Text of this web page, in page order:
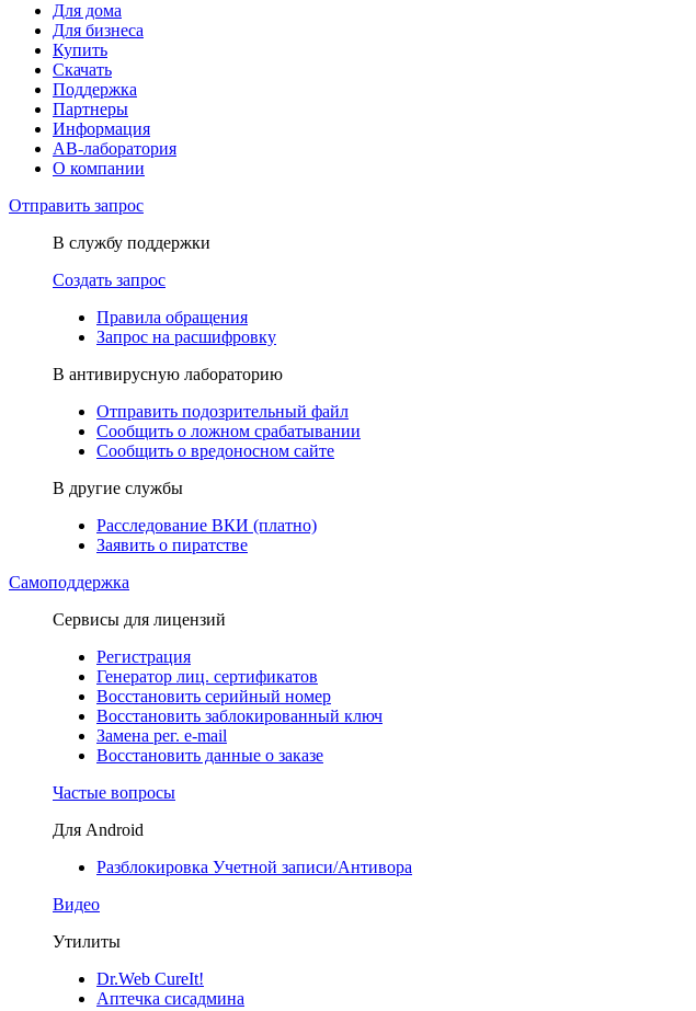
Для дома
Для бизнеса
Купить
Скачать
Поддержка
Партнеры
Информация
АВ-лаборатория
О компании
Отправить запрос
В службу поддержки
Создать запрос
Правила обращения
Запрос на расшифровку
В антивирусную лабораторию
Отправить подозрительный файл
Сообщить о ложном срабатывании
Сообщить о вредоносном сайте
В другие службы
Расследование ВКИ (платно)
Заявить о пиратстве
Самоподдержка
Сервисы для лицензий
Регистрация
Генератор лиц. сертификатов
Восстановить серийный номер
Восстановить заблокированный ключ
Замена рег. e-mail
Восстановить данные о заказе
Частые вопросы
Для Android
Разблокировка Учетной записи/Антивора
Видео
Утилиты
Dr.Web CureIt!
Аптечка сисадмина